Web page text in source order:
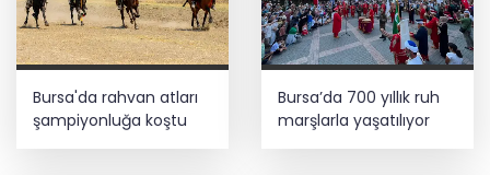
Bursa'da rahvan atları
şampiyonluğa koştu
Bursa’da 700 yıllık ruh
marşlarla yaşatılıyor